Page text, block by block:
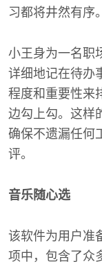
习都将井然有序。
小王身为一名职
详细地记在待办
程度和重要性来
边勾上勾。这样
确保不遗漏任何
评。
音乐随心选
该软件为用户准
项中，包含了众